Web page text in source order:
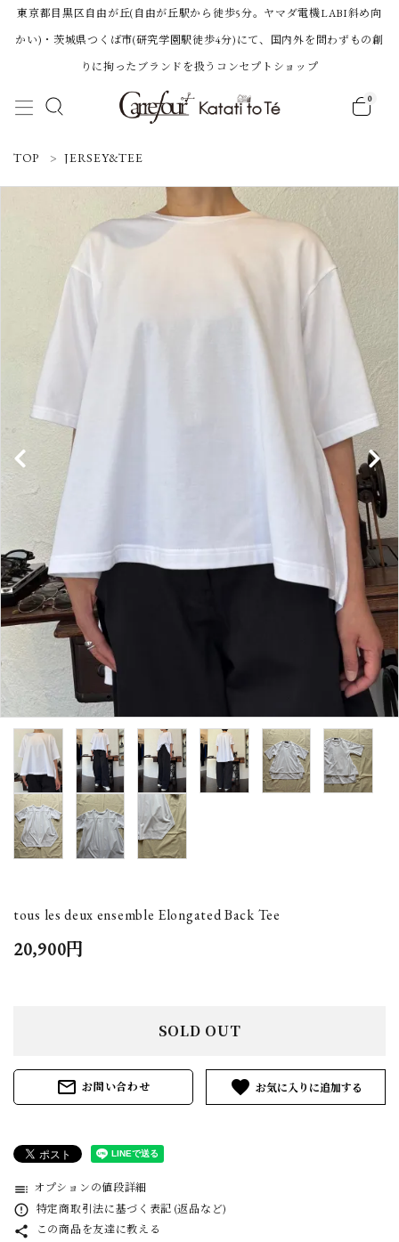
東京都目黒区自由が丘(自由が丘駅から徒歩5分。ヤマダ電機LABI斜め向
かい)・茨城県つくば市(研究学園駅徒歩4分)にて、国内外を問わずもの創
りに拘ったブランドを扱うコンセプトショップ
0
ACCOUNT MENU
新規会員登録
Category
BRAND
NEWS
Guidelines
Carrefour
Katati to Tè
TOP JERSEY&TEE
tous les deux ensemble Elongated Back Tee
20,900円
SOLD OUT
mail_outline お問い合わせ favorite
toc オプションの値段詳細
error_outline 特定商取引法に基づく表記 (返品など)
share この商品を友達に教える